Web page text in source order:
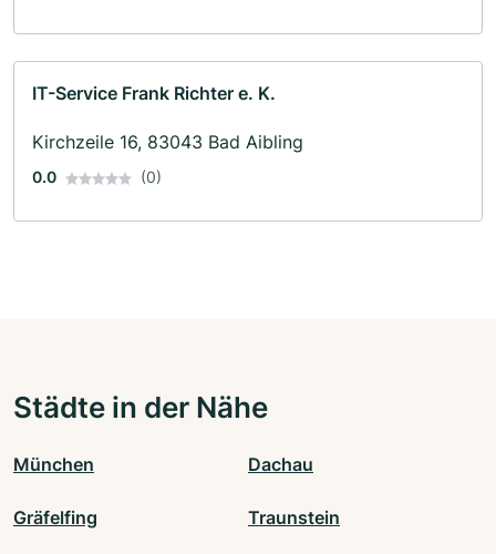
IT-Service Frank Richter e. K.
Kirchzeile 16, 83043 Bad Aibling
0.0 (0)
Städte in der Nähe
München Dachau
Gräfelfing Traunstein